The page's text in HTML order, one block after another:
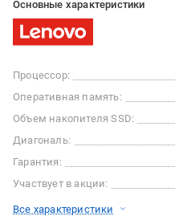
Основные характеристики
Процессор:
Оперативная память:
Объем накопителя SSD:
Диагональ:
Гарантия:
Участвует в акции:
Все характеристики